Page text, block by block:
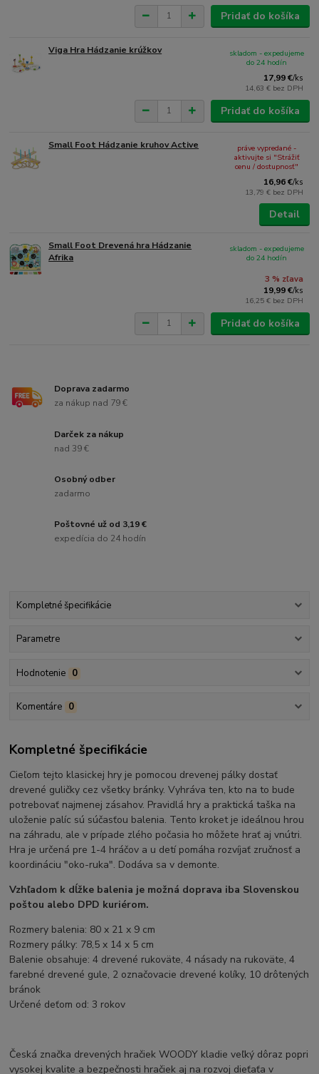
Pridať do košíka
Viga Hra Hádzanie krúžkov
17,99 €/ks
14,63 € bez DPH
skladom - expedujeme
do 24 hodín
Pridať do košíka
Small Foot Hádzanie kruhov Active
16,96 €/ks
13,79 € bez DPH
práve vypredané -
aktivujte si "Strážiť
cenu / dostupnosť"
Detail
Small Foot Drevená hra Hádzanie
Afrika
3 % zľava
19,99 €/ks
16,25 € bez DPH
skladom - expedujeme
do 24 hodín
Pridať do košíka
Doprava zadarmo
za nákup nad 79 €
Darček za nákup
nad 39 €
Osobný odber
zadarmo
Poštovné už od 3,19 €
expedícia do 24 hodín
Kompletné špecifikácie
Parametre
Hodnotenie 0
Komentáre 0
Kompletné špecifikácie
Cieľom tejto klasickej hry je pomocou drevenej pálky dostať
drevené guličky cez všetky bránky. Vyhráva ten, kto na to bude
potrebovať najmenej zásahov. Pravidlá hry a praktická taška na
uloženie palíc sú súčasťou balenia. Tento kroket je ideálnou hrou
na záhradu, ale v prípade zlého počasia ho môžete hrať aj vnútri.
Hra je určená pre 1-4 hráčov a u detí pomáha rozvíjať zručnosť a
koordináciu "oko-ruka". Dodáva sa v demonte.
Vzhľadom k dĺžke balenia je možná doprava iba Slovenskou
poštou alebo DPD kuriérom.
Rozmery balenia: 80 x 21 x 9 cm
Rozmery pálky: 78,5 x 14 x 5 cm
Balenie obsahuje: 4 drevené rukoväte, 4 násady na rukoväte, 4
farebné drevené gule, 2 označovacie drevené kolíky, 10 drôtených
bránok
Určené deťom od: 3 rokov
Česká značka drevených hračiek WOODY kladie veľký dôraz popri
vysokej kvalite a bezpečnosti hračiek aj na rozvoj dieťaťa v